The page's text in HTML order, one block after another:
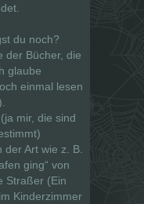
du noch?
der Bücher, die
glaube
einmal lesen
mir, die sind
Art wie z. B.
ging“ von
Straßer (Ein
Kinderzimmer